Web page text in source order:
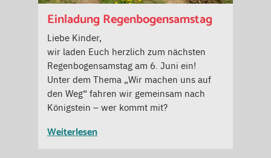
Einladung Regenbogensamstag
Liebe Kinder,
wir laden Euch herzlich zum nächsten
Regenbogensamstag am 6. Juni ein!
Unter dem Thema „Wir machen uns auf
den Weg“ fahren wir gemeinsam nach
Königstein – wer kommt mit?
Weiterlesen